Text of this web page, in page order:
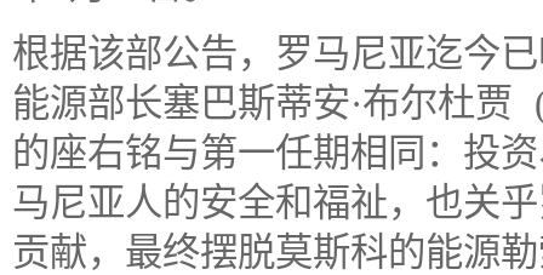
根据该部公告，罗马尼亚迄今
能源部长塞巴斯蒂安·布尔杜贾
的座右铭与第一任期相同：投
马尼亚人的安全和福祉，也关
贡献，最终摆脱莫斯科的能源